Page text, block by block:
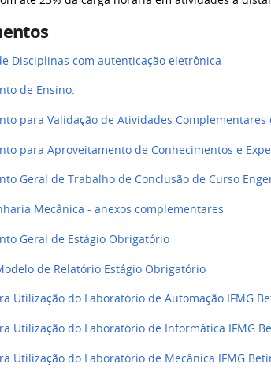
Disciplinas com autenticação eletrônica
de Ensino.
para Validação de Atividades
para Aproveitamento de Conhecimentos e
Geral de Trabalho de Conclusão de Curso
Mecânica - anexos complementares
Geral de Estágio Obrigatório
de Relatório Estágio Obrigatório
Utilização do Laboratório de Automação IFMG
Utilização do Laboratório de Informática IFMG
Utilização do Laboratório de Mecânica IFMG